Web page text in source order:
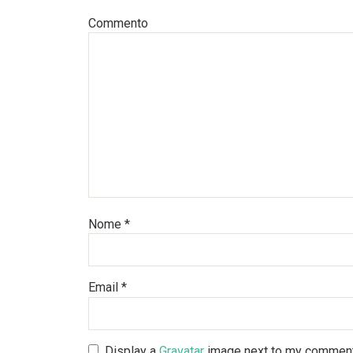
Commento
Nome *
Email *